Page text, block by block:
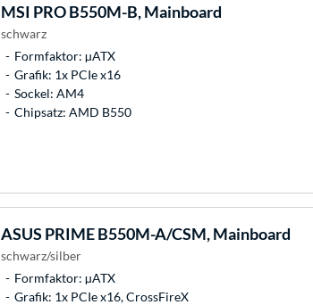
MSI PRO B550M-B, Mainboard
schwarz
Formfaktor: µATX
Grafik: 1x PCIe x16
Sockel: AM4
Chipsatz: AMD B550
ASUS PRIME B550M-A/CSM, Mainboard
schwarz/silber
Formfaktor: µATX
Grafik: 1x PCIe x16, CrossFireX